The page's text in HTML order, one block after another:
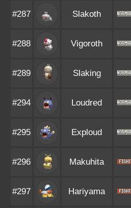
#287 Slakoth
#288 Vigoroth
#289 Slaking
#294 Loudred
#295 Exploud
#296 Makuhita
#297 Hariyama